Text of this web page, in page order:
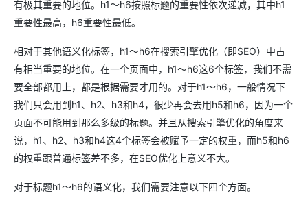
有极其重要的地位。h1～h6按照标题的重要性依次递减，其中h1
重要性最高，h6重要性最低。
相对于其他语义化标签，h1～h6在搜索引擎优化（即SEO）中占
有相当重要的地位。在一个页面中，h1～h6这6个标签，我们不需
要全部都用上，都是根据需要才用的。对于h1～h6，一般情况下
我们只会用到h1、h2、h3和h4，很少再会去用h5和h6，因为一个
页面不可能用到那么多级的标题。并且从搜索引擎优化的角度来
说，h1、h2、h3和h4这4个标签会被赋予一定的权重，而h5和h6
的权重跟普通标签差不多，在SEO优化上意义不大。
对于标题h1～h6的语义化，我们需要注意以下四个方面。